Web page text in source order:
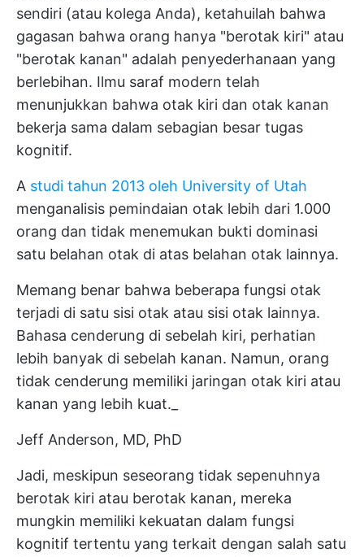
sendiri (atau kolega Anda), ketahuilah bahwa
gagasan bahwa orang hanya "berotak kiri" atau
"berotak kanan" adalah penyederhanaan yang
berlebihan. Ilmu saraf modern telah
menunjukkan bahwa otak kiri dan otak kanan
bekerja sama dalam sebagian besar tugas
kognitif.
A studi tahun 2013 oleh University of Utah
menganalisis pemindaian otak lebih dari 1.000
orang dan tidak menemukan bukti dominasi
satu belahan otak di atas belahan otak lainnya.
Memang benar bahwa beberapa fungsi otak
terjadi di satu sisi otak atau sisi otak lainnya.
Bahasa cenderung di sebelah kiri, perhatian
lebih banyak di sebelah kanan. Namun, orang
tidak cenderung memiliki jaringan otak kiri atau
kanan yang lebih kuat._
Jeff Anderson, MD, PhD
Jadi, meskipun seseorang tidak sepenuhnya
berotak kiri atau berotak kanan, mereka
mungkin memiliki kekuatan dalam fungsi
kognitif tertentu yang terkait dengan salah satu